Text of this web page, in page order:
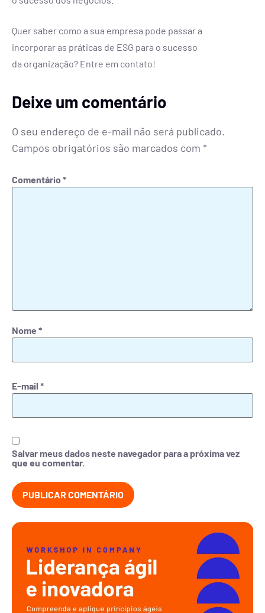
Quer saber como a sua empresa pode passar a
incorporar as práticas de ESG para o sucesso
da organização? Entre em contato!
Deixe um comentário
O seu endereço de e-mail não será publicado.
Campos obrigatórios são marcados com *
Comentário*
Nome *
E-mail *
Salvar meus dados neste navegador para a próxima vez
que eu comentar.